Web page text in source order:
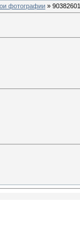
фотографии » 90382601